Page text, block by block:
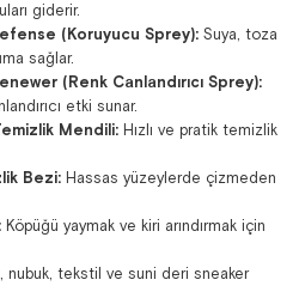
giderir.
(Koruyucu Sprey): Suya, toza
sağlar.
(Renk Canlandırıcı Sprey):
etki sunar.
Mendili: Hızlı ve pratik temizlik
Bezi: Hassas yüzeylerde çizmeden
Köpüğü yaymak ve kiri arındırmak için
nubuk, tekstil ve suni deri sneaker